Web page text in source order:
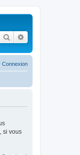
Rechercher
Connexion
si vous